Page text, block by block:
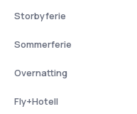
Storbyferie
Sommerferie
Overnatting
Fly+Hotell